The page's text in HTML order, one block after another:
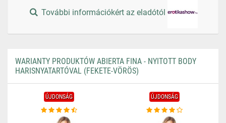
További információkért az eladótól
WARIANTY PRODUKTÓW ABIERTA FINA - NYITOTT BODY
HARISNYATARTÓVAL (FEKETE-VÖRÖS)
ÚJDONSÁG ÚJDONSÁG